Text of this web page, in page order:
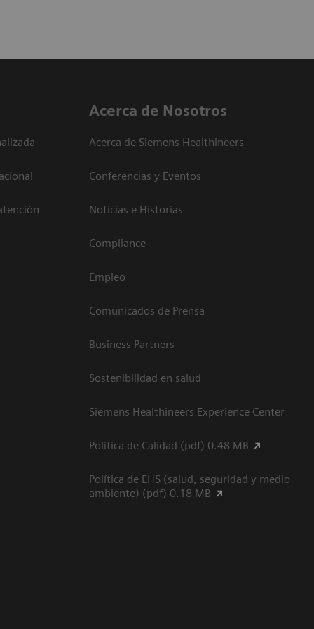
Acerca de Nosotros
Acerca de Siemens Healthineers
Conferencias y Eventos
Noticias e Historias
Compliance
Empleo
Comunicados de Prensa
Business Partners
Sostenibilidad en salud
Siemens Healthineers Experience Center
Política de Calidad (pdf) 0.48 MB
Política de EHS (salud, seguridad y medio
ambiente) (pdf) 0.18 MB